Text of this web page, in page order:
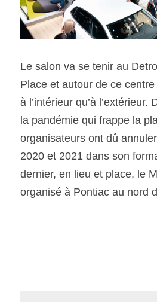
Le salon va se tenir au
Place et autour de ce
à l’intérieur qu’à l’extérieur.
la pandémie qui frappe la
organisateurs ont dû
2020 et 2021 dans son
dernier, en lieu et place, le
organisé à Pontiac au nord